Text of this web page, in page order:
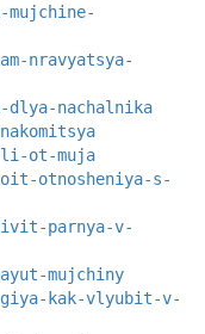
nravyatsya-
nachalnika
ot-muja
otnosheniya-s-
parnya-v-
mujchiny
kak-vlyubit-v-